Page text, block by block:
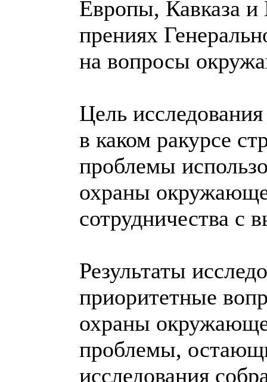
Европы, Кавказа
прениях
на вопросы
Цель
в каком ракурсе
проблемы
охраны
сотрудничества
Результаты
приоритетные
охраны
проблемы,
исследования